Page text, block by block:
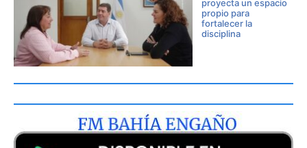
proyecta un espacio
propio para
fortalecer la
disciplina